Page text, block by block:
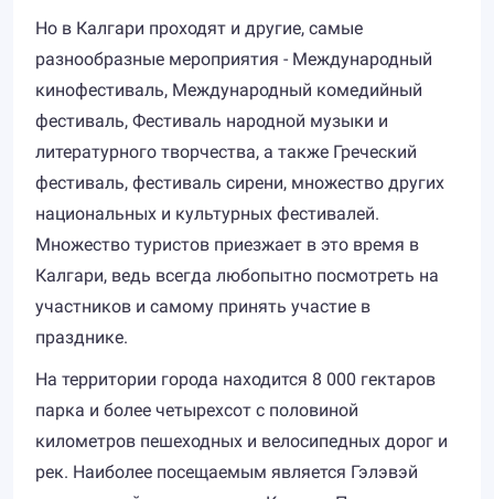
Но в Калгари проходят и другие, самые
разнообразные мероприятия - Международный
кинофестиваль, Международный комедийный
фестиваль, Фестиваль народной музыки и
литературного творчества, а также Греческий
фестиваль, фестиваль сирени, множество других
национальных и культурных фестивалей.
Множество туристов приезжает в это время в
Калгари, ведь всегда любопытно посмотреть на
участников и самому принять участие в
празднике.
На территории города находится 8 000 гектаров
парка и более четырехсот с половиной
километров пешеходных и велосипедных дорог и
рек. Наиболее посещаемым является Гэлэвэй